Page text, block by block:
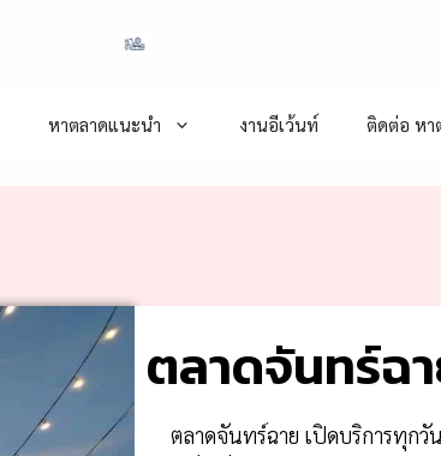
หาตลาดแนะนำ งานอีเว้นท์ ติดต่อ หา
ตลาดจันทร์ฉ
ตลาดจันทร์ฉาย เปิดบริการทุก